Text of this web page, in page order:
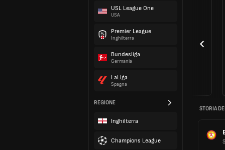
USL League One
USA
Premier League
Inghilterra
Bundesliga
Germania
LaLiga
Spagna
REGIONE
Inghilterra
Champions League
STORIA